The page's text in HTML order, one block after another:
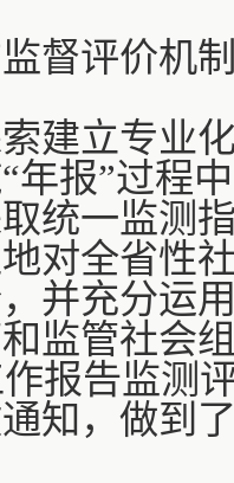
评价机制
立专业化
年报”过程
统一监测
对全省性
并充分运
监管社会
报告监测
知，做到